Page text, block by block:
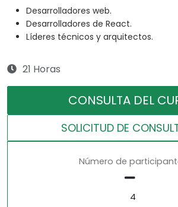
Desarrolladores web.
Desarrolladores de React.
Líderes técnicos y arquitectos.
21 Horas
CONSULTA DEL
SOLICITUD DE
Número de